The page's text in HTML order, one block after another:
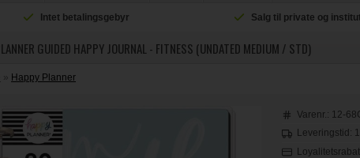
Intet betalingsgebyr Salg til private og
GUIDED HAPPY JOURNAL - FITNESS (UNDATED MEDIUM / STD)
» Happy Planner
Varenr.: 12-
Leveringstid: